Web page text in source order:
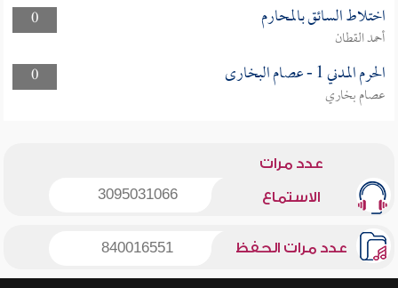
0
اختلاط السائق بالمحارم
أحمد القطان
0
الحرم المدني 1 - عصام البخارى
عصام بخاري
عدد مرات
الاستماع 3095031066
عدد مرات الحفظ 840016551